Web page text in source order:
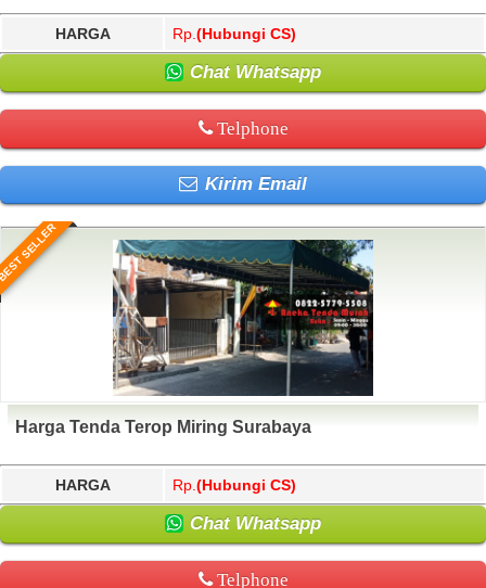
HARGA Rp. (Hubungi CS)
Chat Whatsapp
Telphone
Kirim Email
SELLER
Harga Tenda Terop Miring Surabaya
HARGA Rp. (Hubungi CS)
Chat Whatsapp
Telphone